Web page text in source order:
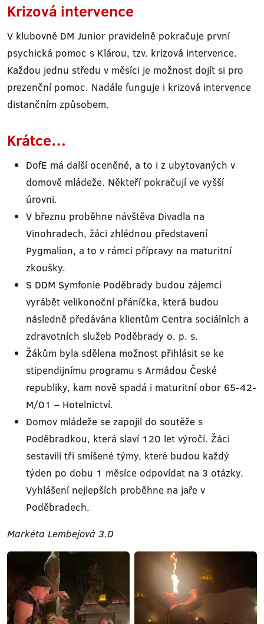
Krizová intervence
V klubovně DM Junior pravidelně pokračuje první
psychická pomoc s Klárou, tzv. krizová intervence.
Každou jednu středu v měsíci je možnost dojít si pro
prezenční pomoc. Nadále funguje i krizová intervence
distančním způsobem.
Krátce…
DofE má další oceněné, a to i z ubytovaných v
domově mládeže. Někteří pokračují ve vyšší
úrovni.
V březnu proběhne návštěva Divadla na
Vinohradech, žáci zhlédnou představení
Pygmalion, a to v rámci přípravy na maturitní
zkoušky.
S DDM Symfonie Poděbrady budou zájemci
vyrábět velikonoční přáníčka, která budou
následně předávána klientům Centra sociálních a
zdravotních služeb Poděbrady o. p. s.
Žákům byla sdělena možnost přihlásit se ke
stipendijnímu programu s Armádou České
republiky, kam nově spadá i maturitní obor 65-42-
M/01 – Hotelnictví.
Domov mládeže se zapojil do soutěže s
Poděbradkou, která slaví 120 let výročí. Žáci
sestavili tři smíšené týmy, které budou každý
týden po dobu 1 měsíce odpovídat na 3 otázky.
Vyhlášení nejlepších proběhne na jaře v
Poděbradech.
Markéta Lembejová 3.D